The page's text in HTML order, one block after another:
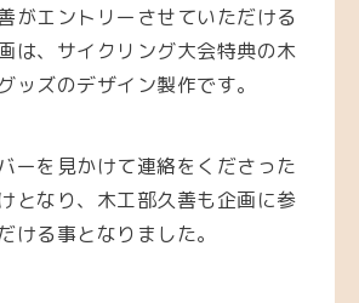
がエントリーさせていただける
は、サイクリング大会特典の木
ッズのデザイン製作です。
ーを見かけて連絡をくださった
となり、木工部久善も企画に参
ける事となりました。